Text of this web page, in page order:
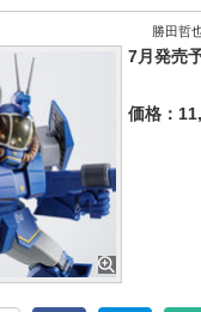
勝田哲
7月発売
価格：